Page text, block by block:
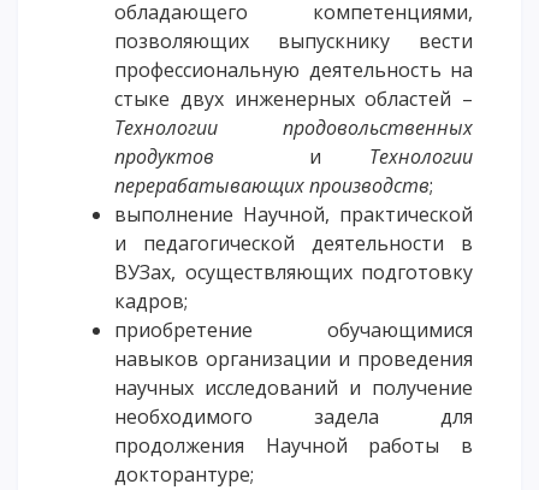
Докторантура
Второе высшее
Очное с применением дистанционных технологий
ОПЛАТИТЬ ОБУЧЕНИЕ
обладающего компетенциями,
позволяющих выпускнику вести
профессиональную деятельность на
стыке двух инженерных областей –
Технологии продовольственных
продуктов
и Технологии
перерабатывающих производств;
выполнение Научной, практической
и педагогической деятельности в
ВУЗах, осуществляющих подготовку
кадров;
приобретение обучающимися
навыков организации и проведения
научных исследований и получение
необходимого задела для
продолжения Научной работы в
докторантуре;